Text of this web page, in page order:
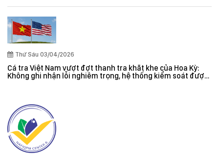
Thứ Sáu 03/04/2026
Cá tra Việt Nam vượt đợt thanh tra khắt khe của Hoa Kỳ:
Không ghi nhận lỗi nghiêm trọng, hệ thống kiểm soát được